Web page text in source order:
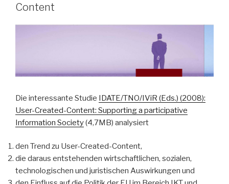
Content
Die interessante Studie IDATE/TNO/IViR (Eds.) (2008):
User-Created-Content: Supporting a participative
Information Society(4,7MB) analysiert
den Trend zu User-Created-Content,
die daraus entstehenden wirtschaftlichen, sozialen,
technologischen und juristischen Auswirkungen und